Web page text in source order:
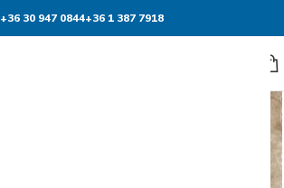
+36 30 947 0844+36 1 387 7918